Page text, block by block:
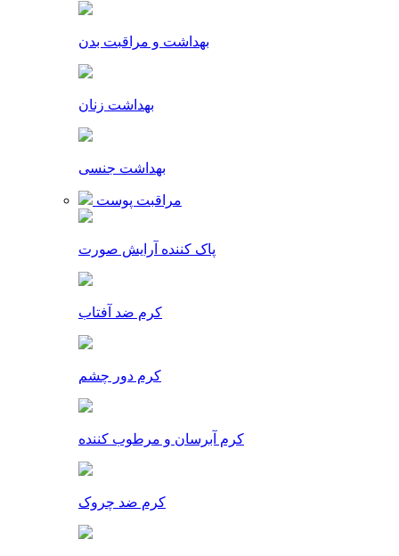
بهداشت و مراقبت بدن
بهداشت زنان
بهداشت جنسی
مراقبت پوست
پاک کننده آرایش صورت
کرم ضد آفتاب
کرم دور چشم
کرم آبرسان و مرطوب کننده
کرم ضد چروک